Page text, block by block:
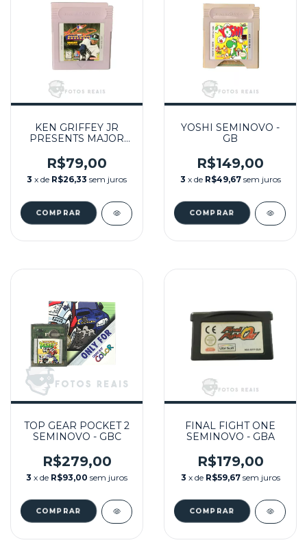
KEN GRIFFEY JR
PRESENTS MAJOR
SEMINOVO - GB
R$79,00
3 x de R$26,33 sem juros
YOSHI SEMINOVO -
GB
R$149,00
3 x de R$49,67 sem juros
TOP GEAR POCKET 2
SEMINOVO - GBC
R$279,00
3 x de R$93,00 sem juros
FINAL FIGHT ONE
SEMINOVO - GBA
R$179,00
3 x de R$59,67 sem juros